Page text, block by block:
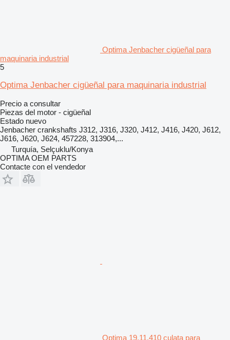
Optima Jenbacher cigüeñal para
maquinaria industrial
5
Optima Jenbacher cigüeñal para maquinaria industrial
Precio a consultar
Piezas del motor - cigüeñal
Estado nuevo
Jenbacher crankshafts J312, J316, J320, J412, J416, J420, J612,
J616, J620, J624, 457228, 313904,...
Turquía, Selçuklu/Konya
OPTIMA OEM PARTS
Contacte con el vendedor
Optima 19.11.410 culata para